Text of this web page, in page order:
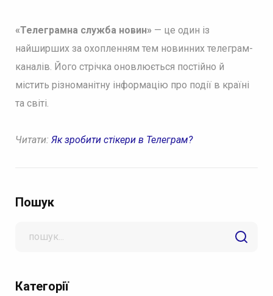
«Телеграмна служба новин»— це один із
найширших за охопленням тем новинних телеграм-
каналів. Його стрічка оновлюється постійно й
містить різноманітну інформацію про події в країні
та світі.
Читати: Як зробити стікери в Телеграм?
Пошук
Категорії